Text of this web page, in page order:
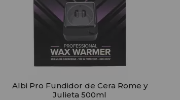
Albi Pro Fundidor de Cera Rome y
Julieta 500ml